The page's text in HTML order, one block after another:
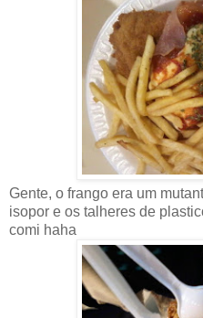
Gente, o frango era um
isopor e os talheres de
comi haha